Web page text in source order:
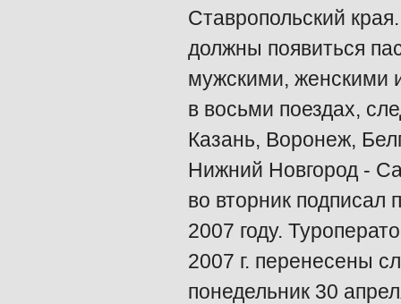
Ставропольский
должны появиться
мужскими, женскими
в восьми поездах,
Казань, Воронеж,
Нижний Новгород -
во вторник подписал
2007 году.
2007 г. перенесены
понедельник 30